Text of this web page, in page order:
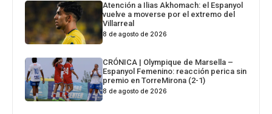
Atención a Ilias Akhomach: el Espanyol
vuelve a moverse por el extremo del
Villarreal
8 de agosto de 2026
CRÓNICA | Olympique de Marsella –
Espanyol Femenino: reacción perica sin
premio en TorreMirona (2-1)
8 de agosto de 2026